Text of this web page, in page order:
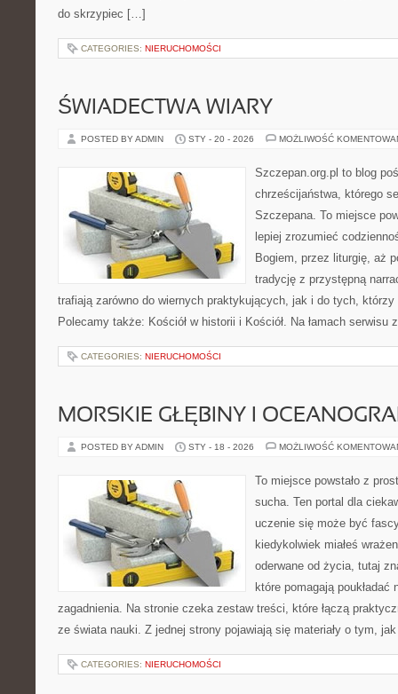
do skrzypiec […]
CATEGORIES: NIERUCHOMOŚCI
ŚWIADECTWA WIARY
POSTED BY ADMIN STY - 20 - 2026 MOŻLIWOŚĆ
Szczepan.org.pl to blog
chrześcijaństwa, którego
Szczepana. To miejsce
lepiej zrozumieć
Bogiem, przez liturgię, aż
tradycję z przystępną
trafiają zarówno do wiernych praktykujących, jak i do tych, którzy
Polecamy także: Kościół w historii i Kościół. Na łamach
CATEGORIES: NIERUCHOMOŚCI
MORSKIE GŁĘBINY I
POSTED BY ADMIN STY - 18 - 2026 MOŻLIWOŚĆ
To miejsce powstało z
sucha. Ten portal dla
uczenie się może być
kiedykolwiek miałeś
oderwane od życia, tutaj
które pomagają poukładać
zagadnienia. Na stronie czeka zestaw treści, które łączą
ze świata nauki. Z jednej strony pojawiają się materiały o tym,
CATEGORIES: NIERUCHOMOŚCI